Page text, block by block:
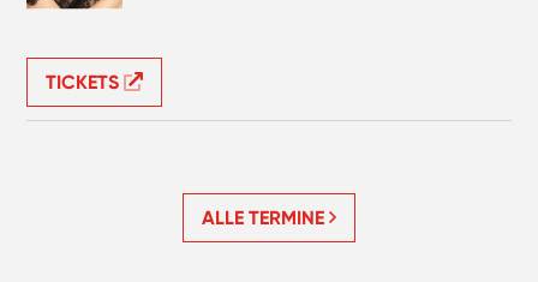
TICKETS
ALLE TERMINE